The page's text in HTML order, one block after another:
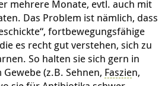
mehrere Monate, evtl. auch mit
Das Problem ist nämlich, dass
fortbewegungsfähige
es recht gut verstehen, sich zu
So halten sie sich gern in
(z.B. Sehnen, Faszien,